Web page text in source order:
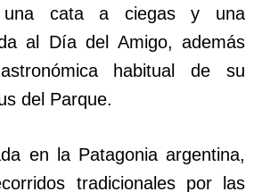
una cata a ciegas y una
al Día del Amigo, además
habitual de su
del Parque.
en la Patagonia argentina,
tradicionales por las